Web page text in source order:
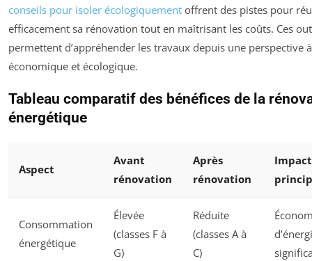
conseils pour isoler écologiquement offrent des pistes pour
efficacement sa rénovation tout en maîtrisant les coûts. Ces
permettent d’appréhender les travaux depuis une perspective
économique et écologique.
Tableau comparatif des bénéfices de la
énergétique
Aspect
Avant
rénovation
Après
rénovation
Impact
Consommation
énergétique
Élevée
(classes F à
G)
Réduite
(classes A à
C)